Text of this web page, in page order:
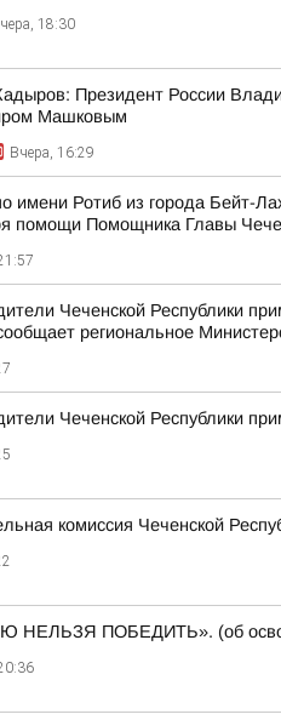
18:30
Президент России
Машковым
Вчера, 16:29
имени Ротиб из города Бейт-
помощи Помощника Главы
Чеченской Республики
региональное
Чеченской Республики
комиссия Чеченской
НЕЛЬЗЯ ПОБЕДИТЬ». (об